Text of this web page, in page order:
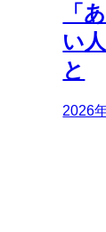
「
い
と
2026